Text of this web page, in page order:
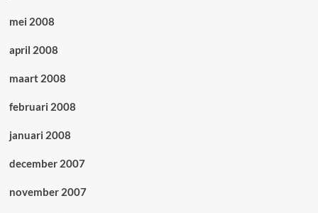
mei 2008
april 2008
maart 2008
februari 2008
januari 2008
december 2007
november 2007